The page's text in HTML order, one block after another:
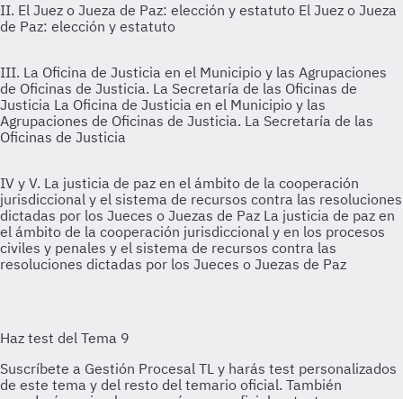
II. El Juez o Jueza de Paz: elección y estatuto El Juez o Jueza
de Paz: elección y estatuto
III. La Oficina de Justicia en el Municipio y las Agrupaciones
de Oficinas de Justicia. La Secretaría de las Oficinas de
Justicia La Oficina de Justicia en el Municipio y las
Agrupaciones de Oficinas de Justicia. La Secretaría de las
Oficinas de Justicia
IV y V. La justicia de paz en el ámbito de la cooperación
jurisdiccional y el sistema de recursos contra las resoluciones
dictadas por los Jueces o Juezas de Paz La justicia de paz en
el ámbito de la cooperación jurisdiccional y en los procesos
civiles y penales y el sistema de recursos contra las
resoluciones dictadas por los Jueces o Juezas de Paz